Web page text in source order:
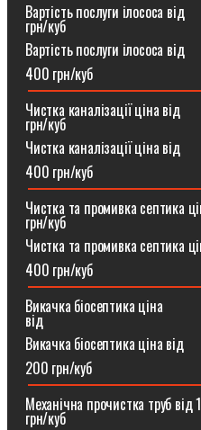
Вартість послуги
грн/куб
Вартість послуги ілососа від
400 грн/куб
Чистка каналізації
грн/куб
Чистка каналізації ціна від
400 грн/куб
Чистка та промивка
грн/куб
Чистка та промивка септика
400 грн/куб
Викачка біосептика ціна
Викачка біосептика ціна від
200 грн/куб
Механічна прочистка
грн/куб